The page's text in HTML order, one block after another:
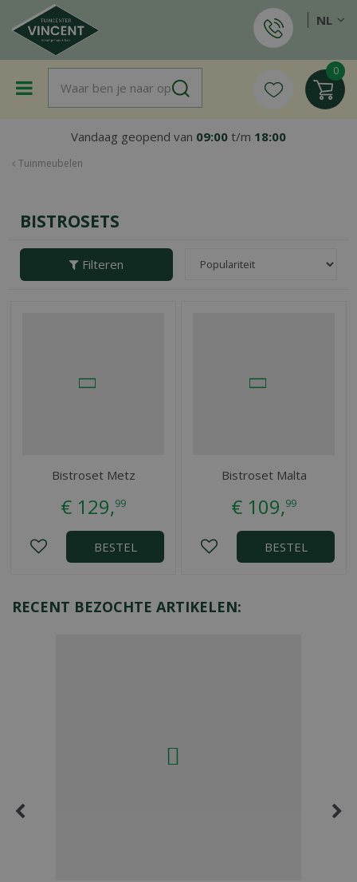
a
Tuinmeubelen
Vandaag geopend van 09:00 t/m 18:00
NL
BISTROSETS
Filteren
Bistroset Metz
€ 129,99
BESTEL
Bistroset Malta
€ 109,99
BESTEL
RECENT BEZOCHTE ARTIKELEN: